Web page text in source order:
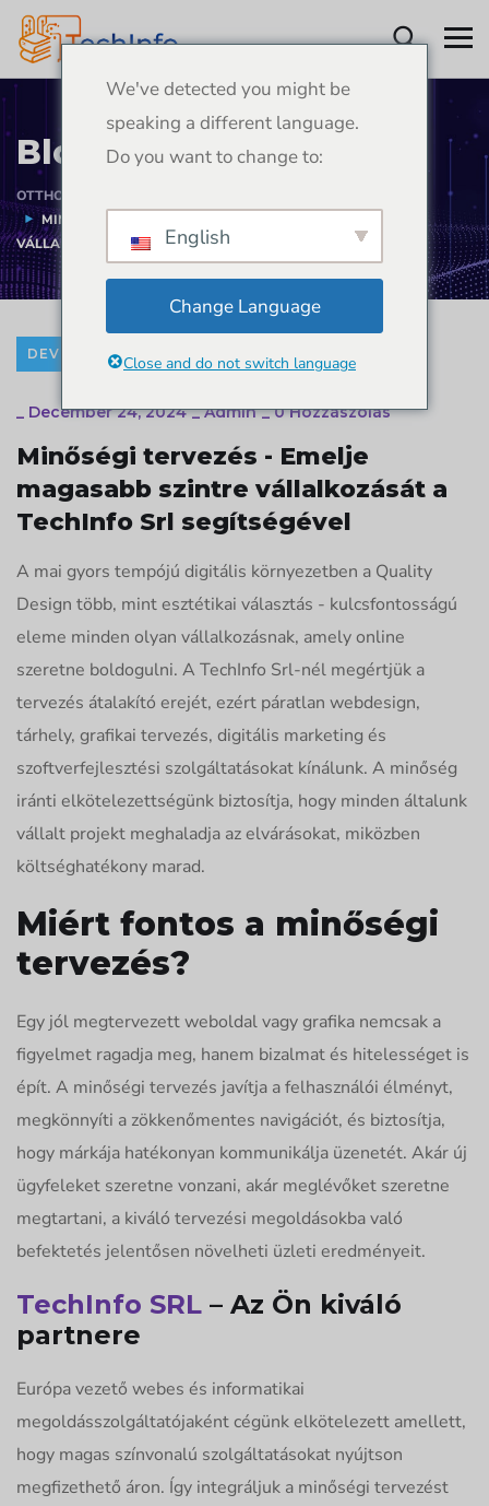
Blogok
OTTHON
MINŐSÉGI TERVEZÉS - EMELJE MAGASABB SZINTRE
VÁLLALKOZÁSÁT A TECHINFO SRL SEGÍTSÉGÉVEL
DEVELOPMENT
December 24, 2024 _Admin _0 Hozzászólás
Minőségi tervezés - Emelje
magasabb szintre vállalkozását a
TechInfo Srl segítségével
A mai gyors tempójú digitális környezetben a Quality
Design több, mint esztétikai választás - kulcsfontosságú
eleme minden olyan vállalkozásnak, amely online
szeretne boldogulni. A TechInfo Srl-nél megértjük a
tervezés átalakító erejét, ezért páratlan webdesign,
tárhely, grafikai tervezés, digitális marketing és
szoftverfejlesztési szolgáltatásokat kínálunk. A minőség
iránti elkötelezettségünk biztosítja, hogy minden általunk
vállalt projekt meghaladja az elvárásokat, miközben
költséghatékony marad.
Miért fontos a minőségi
tervezés?
Egy jól megtervezett weboldal vagy grafika nemcsak a
figyelmet ragadja meg, hanem bizalmat és hitelességet is
épít. A minőségi tervezés javítja a felhasználói élményt,
megkönnyíti a zökkenőmentes navigációt, és biztosítja,
hogy márkája hatékonyan kommunikálja üzenetét. Akár új
ügyfeleket szeretne vonzani, akár meglévőket szeretne
megtartani, a kiváló tervezési megoldásokba való
befektetés jelentősen növelheti üzleti eredményeit.
TechInfo SRL – Az Ön kiváló
partnere
Európa vezető webes és informatikai
megoldásszolgáltatójaként cégünk elkötelezett amellett,
hogy magas színvonalú szolgáltatásokat nyújtson
megfizethető áron. Így integráljuk a minőségi tervezést
We've detected you might be
speaking a different language.
Do you want to change to:
English
Change Language
Close and do not switch language